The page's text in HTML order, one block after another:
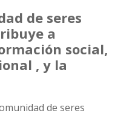
de seres
a
social,
, y la
de seres